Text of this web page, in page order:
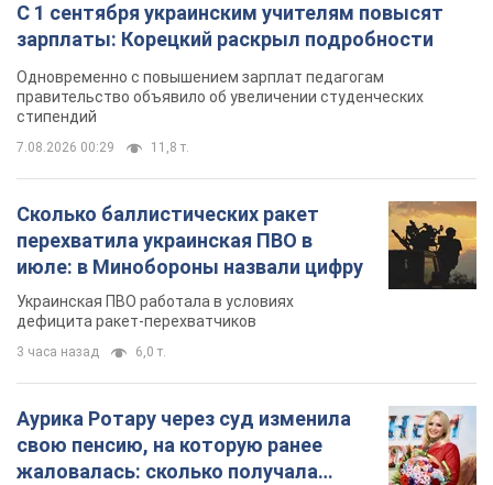
С 1 сентября украинским учителям повысят
зарплаты: Корецкий раскрыл подробности
Одновременно с повышением зарплат педагогам
правительство объявило об увеличении студенческих
стипендий
7.08.2026 00:29 11,8 т.
Сколько баллистических ракет
перехватила украинская ПВО в
июле: в Минобороны назвали цифру
Украинская ПВО работала в условиях
дефицита ракет-перехватчиков
3 часа назад 6,0 т.
Аурика Ротару через суд изменила
свою пенсию, на которую ранее
жаловалась: сколько получала